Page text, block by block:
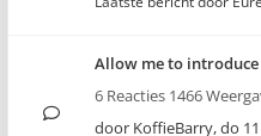
Allow me to
6 Reacties 1466
door KoffieBarry,do